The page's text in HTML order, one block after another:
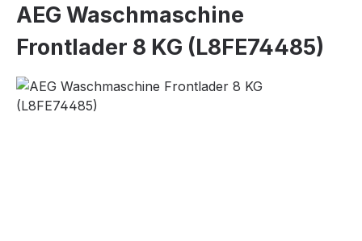
AEG Waschmaschine
Frontlader 8 KG (L8FE74485)
Bildergalerie überspringen